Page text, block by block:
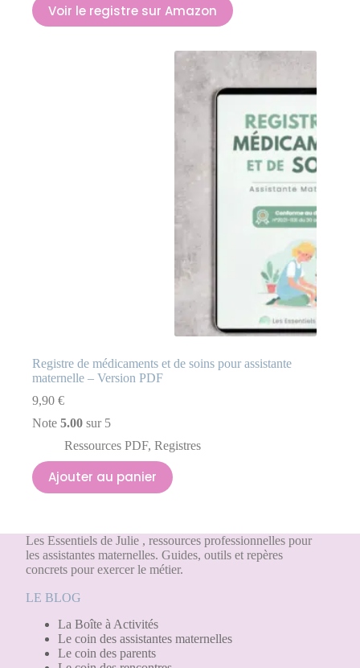
Voir le registre sur Amazon
Registre de médicaments et de soins pour assistante
maternelle – Version PDF
9,90 €
Note 5.00 sur 5
Ressources PDF, Registres
Ajouter au panier
Les Essentiels de Julie , ressources professionnelles pour
les assistantes maternelles. Guides, outils et repères
concrets pour exercer le métier.
LE BLOG
La Boîte à Activités
Le coin des assistantes maternelles
Le coin des parents